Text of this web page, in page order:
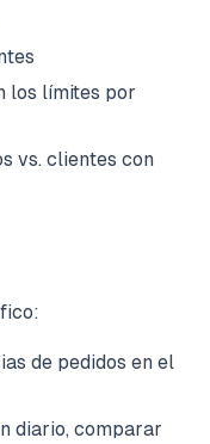
los límites por
vs. clientes con
de pedidos en el
diario, comparar